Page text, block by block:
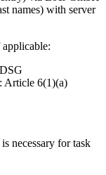
names) with server
Article 6(1)(a)
necessary for task